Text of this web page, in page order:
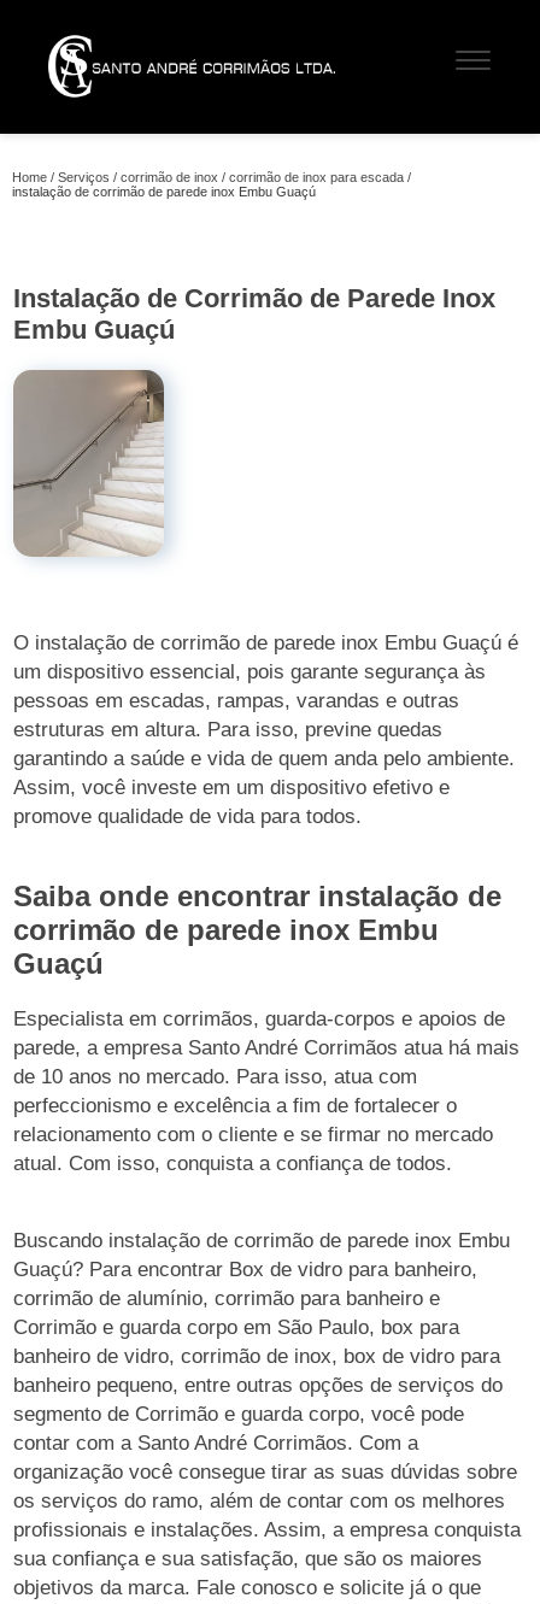
Home Serviços corrimão de inox
corrimão de inox para escada
instalação de corrimão de parede inox Embu Guaçú
Instalação de Corrimão de Parede Inox
Embu Guaçú
O instalação de corrimão de parede inox Embu Guaçú é
um dispositivo essencial, pois garante segurança às
pessoas em escadas, rampas, varandas e outras
estruturas em altura. Para isso, previne quedas
garantindo a saúde e vida de quem anda pelo ambiente.
Assim, você investe em um dispositivo efetivo e
promove qualidade de vida para todos.
Saiba onde encontrar instalação de
corrimão de parede inox Embu
Guaçú
Especialista em corrimãos, guarda-corpos e apoios de
parede, a empresa Santo André Corrimãos atua há mais
de 10 anos no mercado. Para isso, atua com
perfeccionismo e excelência a fim de fortalecer o
relacionamento com o cliente e se firmar no mercado
atual. Com isso, conquista a confiança de todos.
Buscando instalação de corrimão de parede inox Embu
Guaçú? Para encontrar Box de vidro para banheiro,
corrimão de alumínio, corrimão para banheiro e
Corrimão e guarda corpo em São Paulo, box para
banheiro de vidro, corrimão de inox, box de vidro para
banheiro pequeno, entre outras opções de serviços do
segmento de Corrimão e guarda corpo, você pode
contar com a Santo André Corrimãos. Com a
organização você consegue tirar as suas dúvidas sobre
os serviços do ramo, além de contar com os melhores
profissionais e instalações. Assim, a empresa conquista
sua confiança e sua satisfação, que são os maiores
objetivos da marca. Fale conosco e solicite já o que